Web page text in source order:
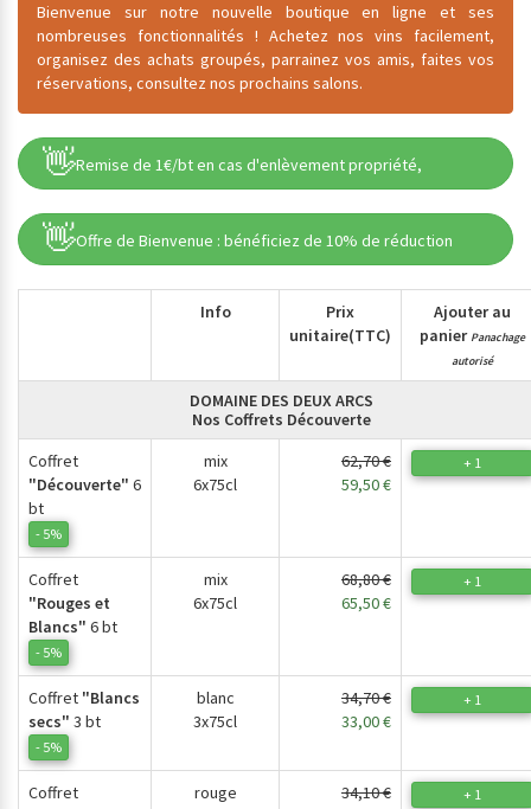
Bienvenue sur notre nouvelle boutique en ligne et ses
nombreuses fonctionnalités ! Achetez nos vins facilement,
organisez des achats groupés, parrainez vos amis, faites vos
réservations, consultez nos prochains salons.
👋Remise de 1€/bt en cas d'enlèvement propriété,
👋Offre de Bienvenue : bénéficiez de 10% de réduction
Info
Prix
unitaire(TTC)
Ajouter au
panier Panachage
autorisé
DOMAINE DES DEUX ARCS
Nos Coffrets Découverte
Coffret
"Découverte" 6
bt
- 5%
mix
6x75cl
62,70 €
59,50 €
+ 1
Coffret
"Rouges et
Blancs" 6 bt
- 5%
mix
6x75cl
68,80 €
65,50 €
+ 1
Coffret "Blancs
secs" 3 bt
- 5%
blanc
3x75cl
34,70 €
33,00 €
+ 1
Coffret
rouge
34,10 €
+ 1